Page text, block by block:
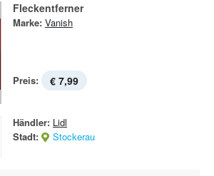
Fleckentferner
Marke: Vanish
Preis: € 7,99
Händler: Lidl
Stadt:
Stockerau